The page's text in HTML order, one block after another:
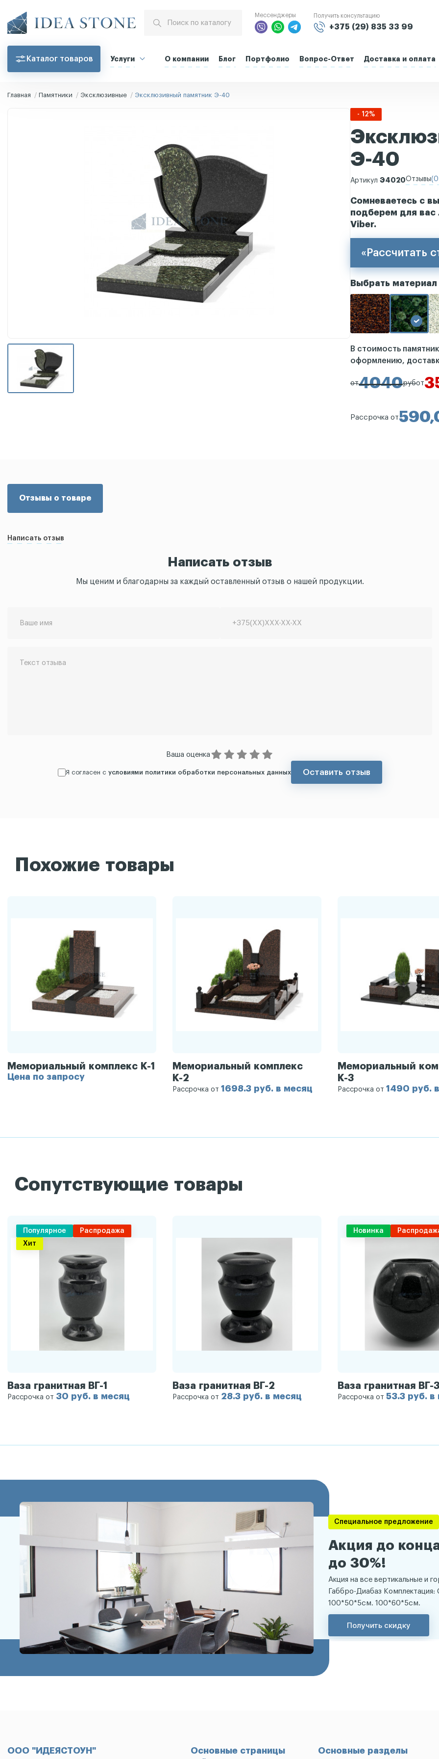
Мессенджеры Получить консультацию
+375 (29) 835 33 99
Каталог товаров Услуги О компании Блог Портфолио Вопрос-Ответ Доставка и оплата
Главная Памятники Эксклюзивные Эксклюзивный памятник Э-40
- 12%
Э-40
Артикул Э4020Отзывы
Сомневаетесь с
подберем для вас
Viber.
«Рассчитать
Выбрать материал
В стоимость
оформлению,
от4040рубот
Рассрочка от
Отзывы о товаре
Написать отзыв
Написать отзыв
Мы ценим и благодарны за каждый оставленный отзыв о нашей продукции.
Ваша оценка
Я согласен с условиями политики обработки персональных данных Оставить отзыв
Похожие товары
Мемориальный комплекс К-1
Цена по запросу
Мемориальный комплекс
К-2
Рассрочка от 1698.3 руб. в месяц
Мемориальный
К-3
Рассрочка от 1490 руб.
Сопутствующие товары
Популярное
Распродажа
Хит
Ваза гранитная ВГ-1
Рассрочка от 30 руб. в месяц
Ваза гранитная ВГ-2
Рассрочка от 28.3 руб. в месяц
Новинка
Ваза гранитная ВГ-3
Рассрочка от 53.3 руб. в
Специальное предложение
Акция до
до 30%!
Акция на все вертикальные и
Габбро-Диабаз
100*50*5см. 100*60*5см.
Получить скидку
ООО "ИДЕЯСТОУН"
Основные страницы
Основные разделы